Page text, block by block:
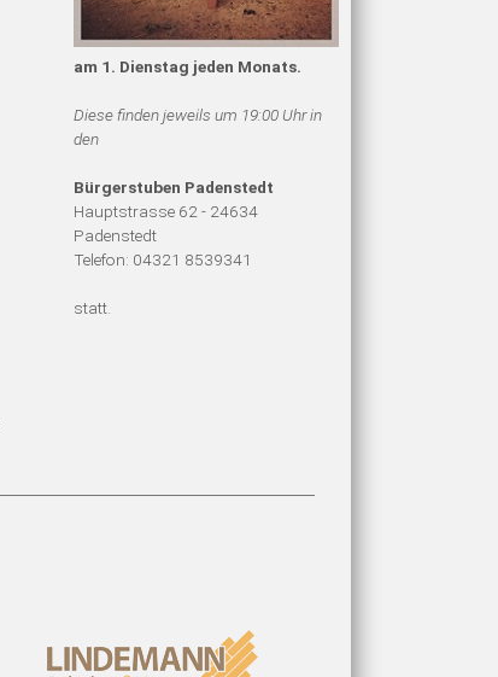
am 1. Dienstag jeden Monats.
Diese finden jeweils um 19:00 Uhr in
den
Bürgerstuben Padenstedt
Hauptstrasse 62 - 24634
Padenstedt
Telefon: 04321 8539341
statt.